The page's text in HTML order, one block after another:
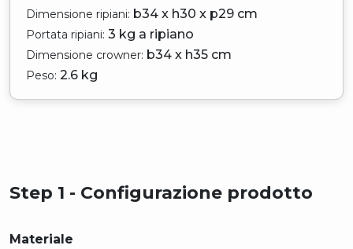
Dimensione ripiani: b34 x h30 x p29 cm
Portata ripiani: 3 kg a ripiano
Dimensione crowner: b34 x h35 cm
Peso: 2.6 kg
Step 1 - Configurazione prodotto
Materiale